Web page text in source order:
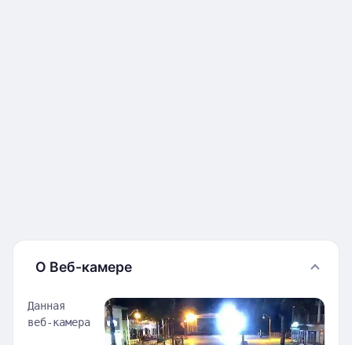
О Веб-камере
Данная
веб-камера